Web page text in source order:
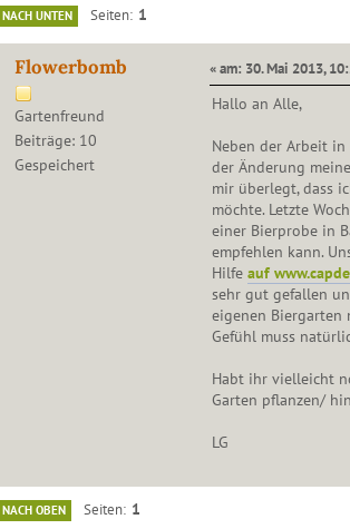
NACH UNTEN Seiten 1
Flowerbomb
Gartenfreund
Beiträge: 10
Gespeichert
« am: 30. Mai 2013,
Hallo an Alle,
Neben der Arbeit
der Änderung
mir überlegt, dass
möchte. Letzte
einer Bierprobe in
empfehlen kann.
Hilfe auf
sehr gut gefallen
eigenen Biergarten
Gefühl muss
Habt ihr vielleicht
Garten pflanzen/
LG
NACH OBEN Seiten 1